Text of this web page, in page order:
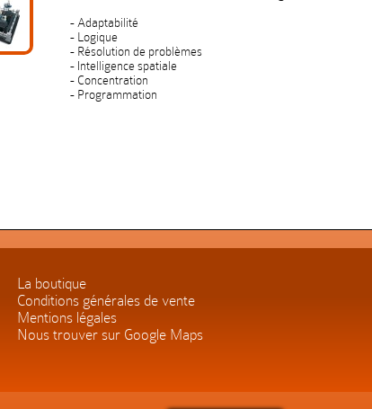
- Adaptabilité
- Logique
- Résolution de problèmes
- Intelligence spatiale
- Concentration
- Programmation
La boutique
Conditions générales de vente
Mentions légales
Nous trouver sur Google Maps